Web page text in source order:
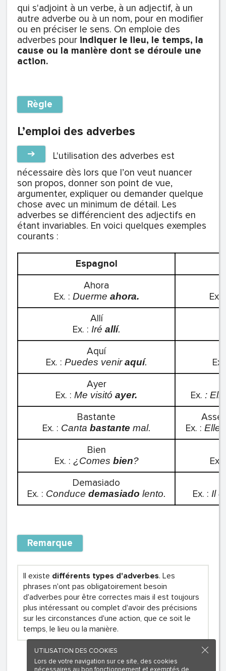
qui s'adjoint à un verbe, à un adjectif, à un
autre adverbe ou à un nom, pour en modifier
ou en préciser le sens. On emploie des
adverbes pour indiquer le lieu, le temps, la
cause ou la manière dont se déroule une
action.
Règle
L’emploi des adverbes
➔
L'utilisation des adverbes est
nécessaire dès lors que l’on veut nuancer
son propos, donner son point de vue,
argumenter, expliquer ou demander quelque
chose avec un minimum de détail. Les
adverbes se différencient des adjectifs en
étant invariables. En voici quelques exemples
courants :
Espagnol
Ahora
Ex. : Duerme ahora.
Ex.
Allí
Ex. : Iré allí.
Aquí
Ex. : Puedes veniraquí.
Ayer
Ex. : Me visitó ayer. Ex. :
Bastante
Ex. : Canta bastante mal.
Ex. : Elle
Bien
Ex. : ¿Comes bien?
Ex.
Demasiado
Ex. : Conduce demasiado lento. Ex. : Il
Remarque
Il existe différents types d'adverbes. Les
phrases n'ont pas obligatoirement besoin
d'adverbes pour être correctes mais il est toujours
plus intéressant ou complet d'avoir des précisions
sur les circonstances d'une action, que ce soit le
temps, le lieu ou la manière.
UTILISATION DES COOKIES
Lors de votre navigation sur ce site, des cookies